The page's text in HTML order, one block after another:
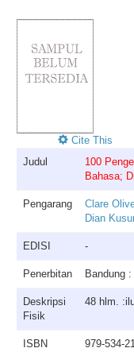
Cite This
Judul
100
Bahasa;
Pengarang
Clare
Dian
EDISI -
Penerbitan Bandung
Deskripsi
Fisik
48 hlm.
ISBN 979-534-